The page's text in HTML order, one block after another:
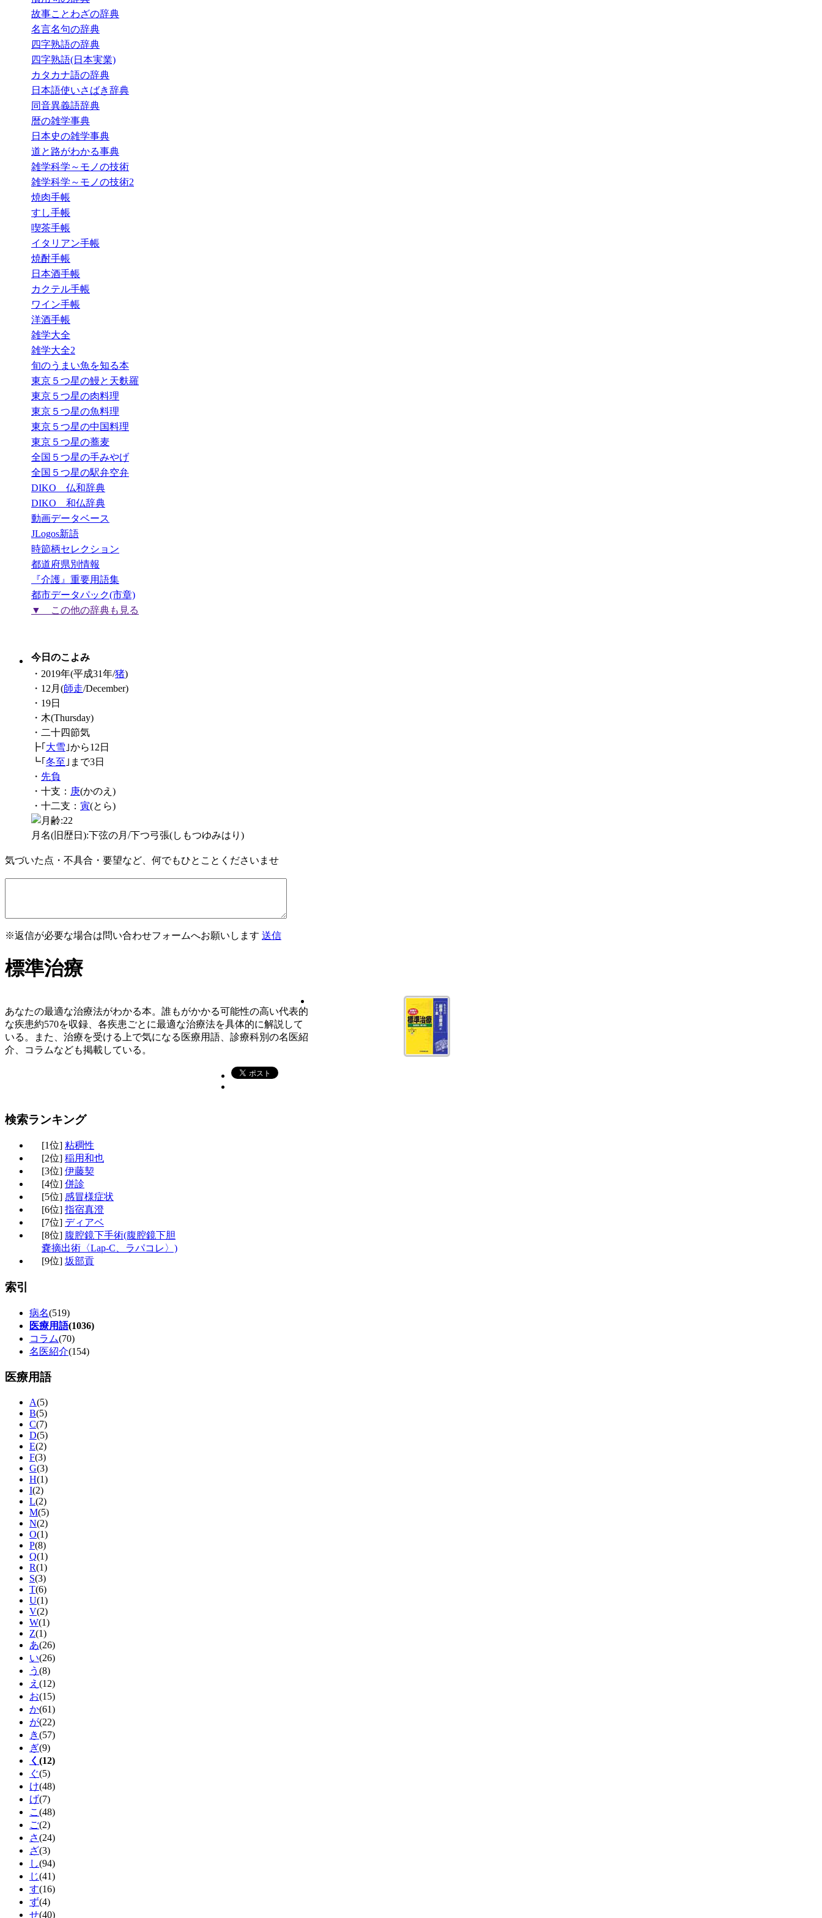
故事ことわざの辞典
名言名句の辞典
四字熟語の辞典
四字熟語(日本実業)
カタカナ語の辞典
日本語使いさばき辞典
同音異義語辞典
暦の雑学事典
日本史の雑学事典
道と路がわかる事典
雑学科学～モノの技術
雑学科学～モノの技術2
焼肉手帳
すし手帳
喫茶手帳
イタリアン手帳
焼酎手帳
日本酒手帳
カクテル手帳
ワイン手帳
洋酒手帳
雑学大全
雑学大全2
旬のうまい魚を知る本
東京５つ星の鰻と天麩羅
東京５つ星の肉料理
東京５つ星の魚料理
東京５つ星の中国料理
東京５つ星の蕎麦
全国５つ星の手みやげ
全国５つ星の駅弁空弁
DIKO 仏和辞典
DIKO 和仏辞典
動画データベース
JLogos新語
時節柄セレクション
都道府県別情報
『介護』重要用語集
都市データパック(市章)
▼ この他の辞典も見る
今日のこよみ
・2019年(平成31年/猪)
・12月(師走/December)
・19日
・木(Thursday)
・二十四節気
┣｢ 大雪 ｣から12日
┗｢ 冬至 ｣まで3日
・ 先負
・十支： 庚(かのえ)
・十二支： 寅(とら)
月名(旧歴日):下弦の月/下つ弓張(しもつゆみはり)
気づいた点・不具合・要望など、何でもひとことくださいませ
※返信が必要な場合は問い合わせフォームへお願いします 送信
標準治療
あなたの最適な治療法がわかる本。誰もがかかる可能性の高い代表的
な疾患約570を収録、各疾患ごとに最適な治療法を具体的に解説して
いる。また、治療を受ける上で気になる医療用語、診療科別の名医紹
介、コラムなども掲載している。
検索ランキング
[1位] 粘稠性
[2位] 稲用和也
[3位] 伊藤契
[4位] 併診
[5位] 感冒様症状
[6位] 指宿真澄
[7位] ディアベ
[8位] 腹腔鏡下手術(腹腔鏡下胆
嚢摘出術〈Lap-C、ラパコレ〉)
[9位] 坂部貢
索引
病名(519)
医療用語(1036)
コラム(70)
名医紹介(154)
医療用語
A(5)
B(5)
C(7)
D(5)
E(2)
F(3)
G(3)
H(1)
I(2)
L(2)
M(5)
N(2)
O(1)
P(8)
Q(1)
R(1)
S(3)
T(6)
U(1)
V(2)
W(1)
Z(1)
あ(26)
い(26)
う (8)
え (12)
お(15)
か(61)
が(22)
き(57)
ぎ(9)
く (12)
ぐ(5)
け(48)
げ(7)
こ (48)
ご(2)
さ(24)
ざ(3)
し(94)
じ(41)
す(16)
ず(4)
せ(40)